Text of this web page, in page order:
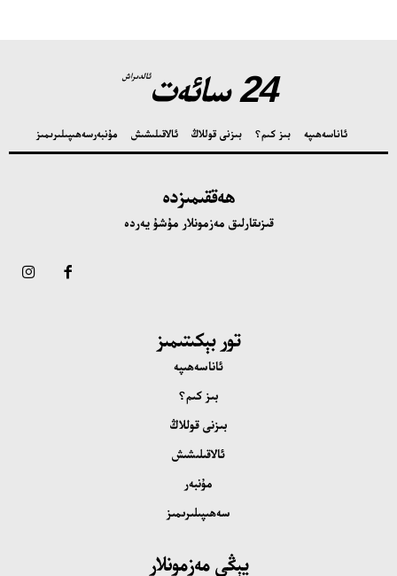
24 سائەت ئالدىراش
ئاناسەھىپە بىز كىم؟ بىزنى قوللاڭ ئالاقىلىشىش مۇنبەرسەھىپىلىرىمىز
ھەققىمىزدە
قىزىقارلىق مەزمونلار مۇشۇ يەردە
تور بېكىتىمىز
ئاناسەھىپە
بىز كىم؟
بىزنى قوللاڭ
ئالاقىلىشىش
مۇنبەر
سەھىپىلىرىمىز
يېڭى مەزمونلار